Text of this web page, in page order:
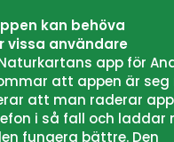
kan behöva
vissa användare
app för
att appen är seg
att man raderar
i så fall och laddar
fungera bättre. Den